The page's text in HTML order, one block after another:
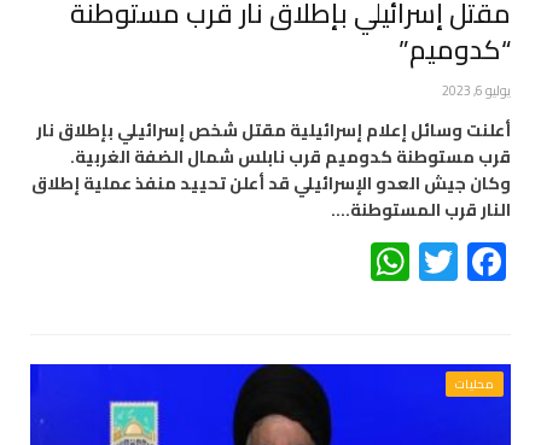
مقتل إسرائيلي بإطلاق نار قرب مستوطنة
“كدوميم”
يوليو 6, 2023
أعلنت وسائل إعلام إسرائيلية مقتل شخص إسرائيلي بإطلاق نار
قرب مستوطنة كدوميم قرب نابلس شمال الضفة الغربية.
وكان جيش العدو الإسرائيلي قد أعلن تحييد منفذ عملية إطلاق
النار قرب المستوطنة.…
Facebook
Twitter
محليات